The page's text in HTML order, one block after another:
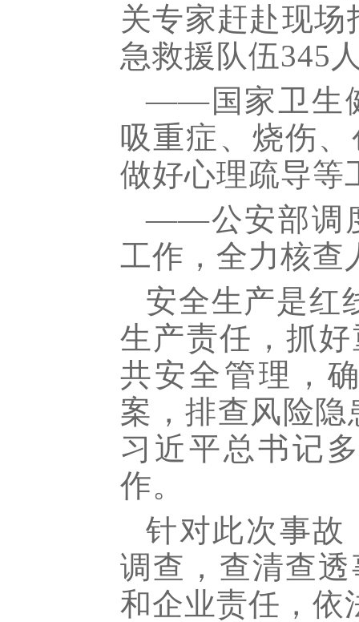
关专家赶赴现
急救援队伍345
——国家卫生
吸重症、烧伤
做好心理疏导等
——公安部调
工作，全力核查
安全生产是红
生产责任，抓
共安全管理，
案，排查风险
习近平总书记
作。
针对此次事故
调查，查清查
和企业责任，依